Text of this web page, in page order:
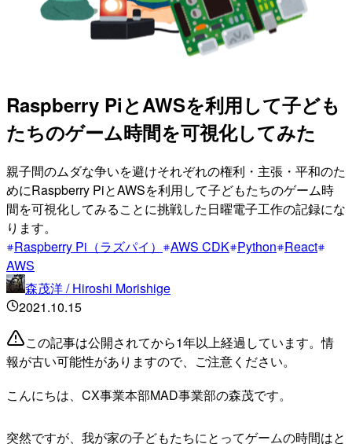
Raspberry PiとAWSを利用して子ども
たちのゲーム時間を可視化してみた
親子間のムダな争いを避けそれぞれの権利・主張・平和のた
めにRaspberry PiとAWSを利用して子どもたちのゲーム時
間を可視化してみることに挑戦した日曜電子工作の記録にな
ります。
Raspberry Pi（ラズパイ）
AWS CDK Python React
AWS
森茂洋 / Hiroshi Morishige
2021.10.15
この記事は公開されてから1年以上経過しています。情
報が古い可能性がありますので、ご注意ください。
こんにちは、CX事業本部MAD事業部の森茂です。
突然ですが、我が家の子どもたちにとってゲームの時間はと